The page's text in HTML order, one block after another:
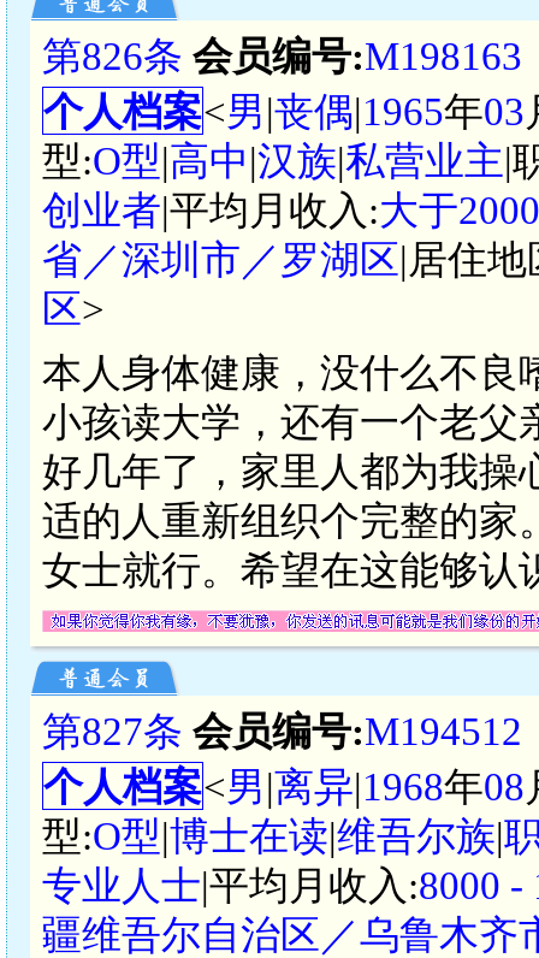
第826条 会员编号:M198163
个人档案<男|丧偶|1965年03
型:O型|高中|汉族|私营业主|
创业者|平均月收入:大于
省／深圳市／罗湖区|居住地
区>
本人身体健康，没什么不良
小孩读大学，还有一个老父
好几年了，家里人都为我操
适的人重新组织个完整的家
女士就行。希望在这能够认
第827条 会员编号:M194512
个人档案<男|离异|1968年08
型:O型|博士在读|维吾尔族|
专业人士|平均月收入:8000 -
疆维吾尔自治区／乌鲁木齐